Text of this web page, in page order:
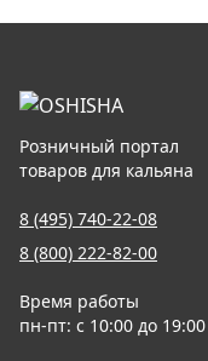
Розничный портал
товаров для кальяна
8 (495) 740-22-08
8 (800) 222-82-00
Время работы
пн-пт: с 10:00 до 19:00